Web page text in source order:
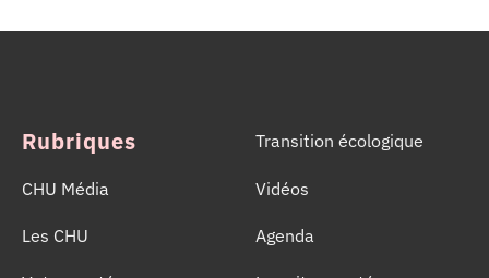
Rubriques
CHU Média
Les CHU
Transition écologique
Vidéos
Agenda